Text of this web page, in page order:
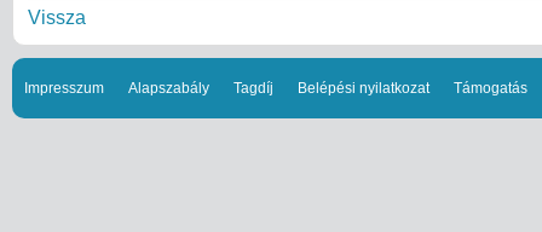
Vissza
Impresszum Alapszabály Tagdíj Belépési nyilatkozat Támogatás